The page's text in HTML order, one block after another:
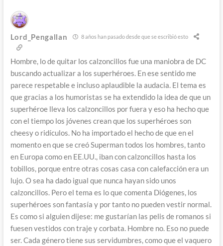
Lord_Pengallan 8 años han pasado desde que se escribió esto
Hombre, lo de quitar los calzoncillos fue una maniobra de DC
buscando actualizar a los superhéroes. En ese sentido me
parece respetable e incluso aplaudible la audacia. El tema es
que gracias a los humoristas se ha extendido la idea de que un
superhéroe lleva los calzoncillos por fuera y eso ha hecho que
con el tiempo los jóvenes crean que los superhéroes son
cheesy o ridículos. No ha importado el hecho de que en el
momento en que se creó Superman todos los hombres, tanto
en Europa como en EE.UU., iban con calzoncillos hasta los
tobillos, porque entre otras cosas casa con calefacción era un
lujo. O sea ha dado igual que nunca hayan sido unos
calzoncillos. Pero el tema es lo que comenta Diógenes, los
superhéroes son fantasía y por tanto no pueden vestir normal.
Es como si alguien dijese: me gustarían las pelis de romanos si
fuesen vestidos con traje y corbata. Hombre no. Eso no puede
ser. Cada género tiene sus servidumbres, como que el vaquero